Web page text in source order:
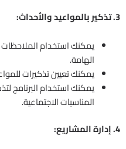
3. تذكير بالمواعيد والأحداث:
يمكنك استخدام الملاحظات
الهامة.
يمكنك تعيين تذكيرات
يمكنك استخدام البرنامج
المناسبات الاجتماعية.
4. إدارة المشاريع: